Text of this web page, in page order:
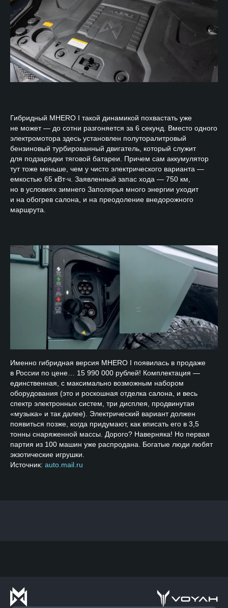
Гибридный MHERO I такой динамикой похвастать уже
не может — до сотни разгоняется за 6 секунд. Вместо одного
электромотора здесь установлен полуторалитровый
бензиновый турбированный двигатель, который служит
для подзарядки тяговой батареи. Причем сам аккумулятор
тут тоже меньше, чем у чисто электрического варианта —
емкостью 65 кВт∙ч. Заявленный запас хода — 750 км,
но в условиях зимнего Заполярья много энергии уходит
и на обогрев салона, и на преодоление внедорожного
маршрута.
Именно гибридная версия MHERO I появилась в продаже
в России по цене… 15 990 000 рублей! Комплектация —
единственная, с максимально возможным набором
оборудования (это и роскошная отделка салона, и весь
спектр электронных систем, три дисплея, продвинутая
«музыка» и так далее). Электрический вариант должен
появиться позже, когда придумают, как вписать его в 3,5
тонны снаряженной массы. Дорого? Наверняка! Но первая
партия из 100 машин уже распродана. Богатые люди любят
экзотические игрушки.
Источник: auto.mail.ru